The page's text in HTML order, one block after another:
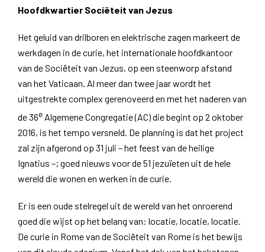
Hoofdkwartier Sociëteit van Jezus
Het geluid van drilboren en elektrische zagen markeert de
werkdagen in de curie, het internationale hoofdkantoor
van de Sociëteit van Jezus, op een steenworp afstand
van het Vaticaan. Al meer dan twee jaar wordt het
uitgestrekte complex gerenoveerd en met het naderen van
de 36e Algemene Congregatie (AC) die begint op 2 oktober
2016, is het tempo versneld. De planning is dat het project
zal zijn afgerond op 31 juli – het feest van de heilige
Ignatius –; goed nieuws voor de 51 jezuïeten uit de hele
wereld die wonen en werken in de curie.
Er is een oude stelregel uit de wereld van het onroerend
goed die wijst op het belang van: locatie, locatie, locatie.
De curie in Rome van de Sociëteit van Rome is het bewijs